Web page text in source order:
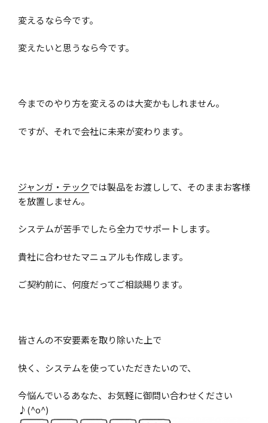
変えるなら今です。
変えたいと思うなら今です。
今までのやり方を変えるのは大変かもしれません。
ですが、それで会社に未来が変わります。
ジャンガ・テックでは製品をお渡しして、そのままお客様
を放置しません。
システムが苦手でしたら全力でサポートします。
貴社に合わせたマニュアルも作成します。
ご契約前に、何度だってご相談賜ります。
皆さんの不安要素を取り除いた上で
快く、システムを使っていただきたいので、
今悩んでいるあなた、お気軽に御問い合わせください
♪(^o^)